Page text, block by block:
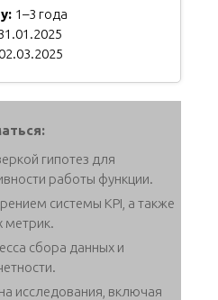
1–3 года
02.03.2025
гипотез для
работы функции.
системы KPI, а также
метрик.
сбора данных и
исследования, включая